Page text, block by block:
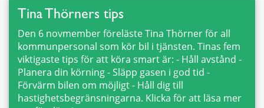
Tina Thörners tips
Den 6 novmember föreläste Tina Thörner för all
kommunpersonal som kör bil i tjänsten. Tinas fem
viktigaste tips för att köra smart är: - Håll avstånd -
Planera din körning - Släpp gasen i god tid -
Förvärm bilen om möjligt - Håll dig till
hastighetsbegränsningarna. Klicka för att läsa mer